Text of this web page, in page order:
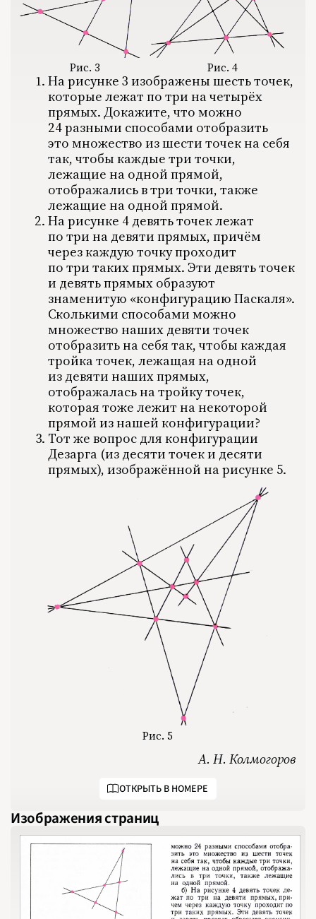
НОМЕРА СТАТЬИ ЗАДАЧИ УКАЗАТЕЛИ
1970
1971
1972
1974
1975
1976
1977
1978
1979
1980
1981
1982
1983
1984
1986
1987
1988
1989
1990
1991
1992
1993
1994
1995
1996
1997
1998
1999
2004
2005
2006
2007
2008
2009
2010
2011
2012
2014
2016
2017
ПОДРОБНО
Рис. 3 Рис. 4
На рисунке 3 изображены шесть точек,
которые лежат по три на четырёх
прямых. Докажите, что можно
24 разными способами отобразить
это множество из шести точек на себя
так, чтобы каждые три точки,
лежащие на одной прямой,
отображались в три точки, также
лежащие на одной прямой.
На рисунке 4 девять точек лежат
по три на девяти прямых, причём
через каждую точку проходит
по три таких прямых. Эти девять точек
и девять прямых образуют
знаменитую «конфигурацию Паскаля».
Сколькими способами можно
множество наших девяти точек
отобразить на себя так, чтобы каждая
тройка точек, лежащая на одной
из девяти наших прямых,
отображалась на тройку точек,
которая тоже лежит на некоторой
прямой из нашей конфигурации?
Тот же вопрос для конфигурации
Дезарга (из десяти точек и десяти
прямых), изображённой на рисунке 5.
Рис. 5
А. Н. Колмогоров
ОТКРЫТЬ В НОМЕРЕ
Изображения страниц